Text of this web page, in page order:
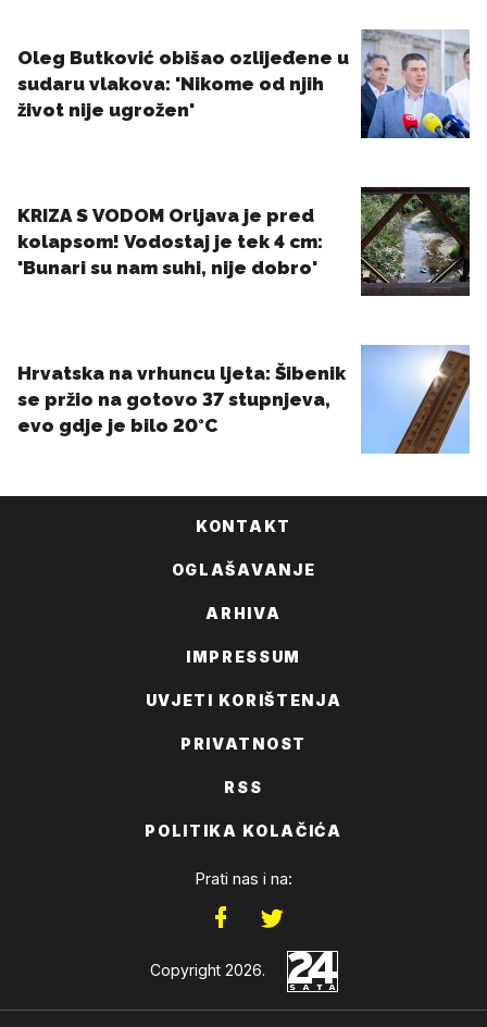
KONTAKT
OGLAŠAVANJE
ARHIVA
IMPRESSUM
UVJETI KORIŠTENJA
PRIVATNOST
RSS
POLITIKA KOLAČIĆA
Prati nas i na:
Copyright 2026.